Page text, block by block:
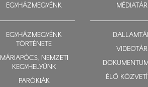
EGYHÁZMEGYÉNK
EGYHÁZMEGYÉNK
TÖRTÉNETE
MÁRIAPÓCS, NEMZETI
KEGYHELYÜNK
PARÓKIÁK
MÉDIATÁR
VIDEOTÁR
ÉLŐ